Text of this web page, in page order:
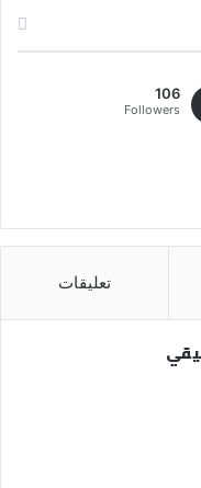
106
Followers
تعليقات